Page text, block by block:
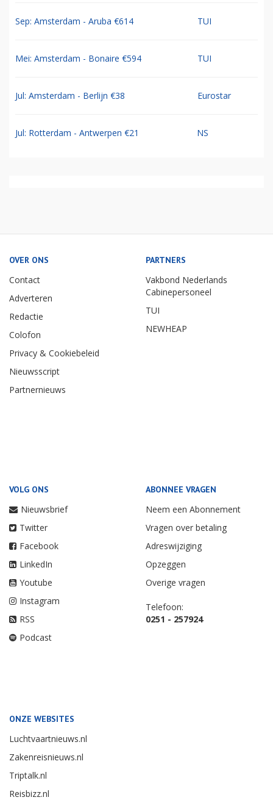
Sep: Amsterdam - Aruba €614 TUI
Mei: Amsterdam - Bonaire €594 TUI
Jul: Amsterdam - Berlijn €38 Eurostar
Jul: Rotterdam - Antwerpen €21 NS
OVER ONS
Contact
Adverteren
Redactie
Colofon
Privacy & Cookiebeleid
Nieuwsscript
Partnernieuws
PARTNERS
Vakbond Nederlands
Cabinepersoneel
TUI
NEWHEAP
VOLG ONS
Nieuwsbrief
Twitter
Facebook
LinkedIn
Youtube
Instagram
RSS
Podcast
ABONNEE VRAGEN
Neem een Abonnement
Vragen over betaling
Adreswijziging
Opzeggen
Overige vragen
Telefoon:
0251 - 257924
ONZE WEBSITES
Luchtvaartnieuws.nl
Zakenreisnieuws.nl
Triptalk.nl
Reisbizz.nl